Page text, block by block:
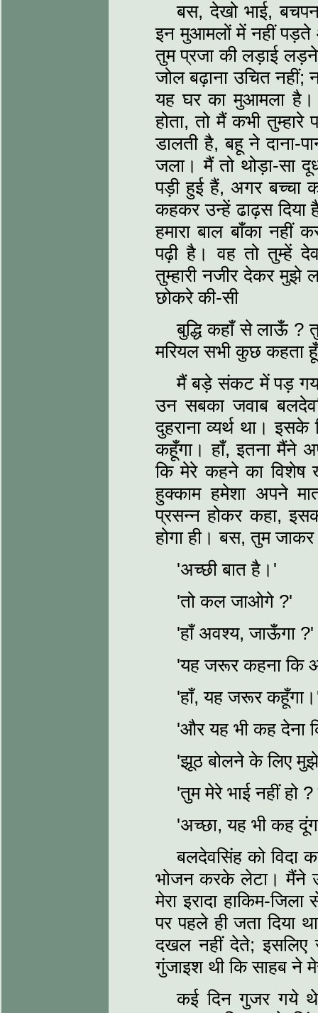
बस, देखो भाई,
इन मुआमलों में नहीं पड़ते
तुम प्रजा की लड़ाई
जोल बढ़ाना उचित
यह घर का मुआमला
होता, तो मैं कभी
डालती है, बहू ने दाना-
जला। मैं तो थोड़ा-सा
पड़ी हुई हैं, अगर बच्चा
कहकर उन्हें ढाढ़स दिया
हमारा बाल बाँका नहीं
पढ़ी है। वह तो तुम्हें
तुम्हारी नजीर देकर
छोकरे की-सी
बुद्धि कहाँ से लाऊँ ?
मरियल सभी कुछ कहता
मैं बड़े संकट में पड़
उन सबका जवाब
दुहराना व्यर्थ था।
कहूँगा। हाँ, इतना मैंने
कि मेरे कहने का विशेष
हुक्काम हमेशा अपने
प्रसन्न होकर कहा,
होगा ही। बस, तुम
'अच्छी बात है।'
'तो कल जाओगे ?'
'हाँ अवश्य, जाऊँगा ?'
'यह जरूर कहना कि
'हाँ, यह जरूर
'और यह भी कह देना
'झूठ बोलने के लिए
'तुम मेरे भाई नहीं हो
'अच्छा, यह भी कह
बलदेवसिंह को विदा
भोजन करके लेटा। मैंने
मेरा इरादा हाकिम-
पर पहले ही जता दिया
दखल नहीं देते; इसलिए
गुंजाइश थी कि साहब ने
कई दिन गुजर गये